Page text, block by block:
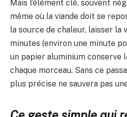
Mais l’élément clé, souvent
même où la viande doit se
la source de chaleur, laisser la
minutes (environ une minute
un papier aluminium conserve
chaque morceau. Sans ce
plus précise ne sauvera pas